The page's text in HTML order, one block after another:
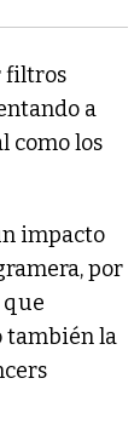
filtros
a
como los
impacto
por
también la